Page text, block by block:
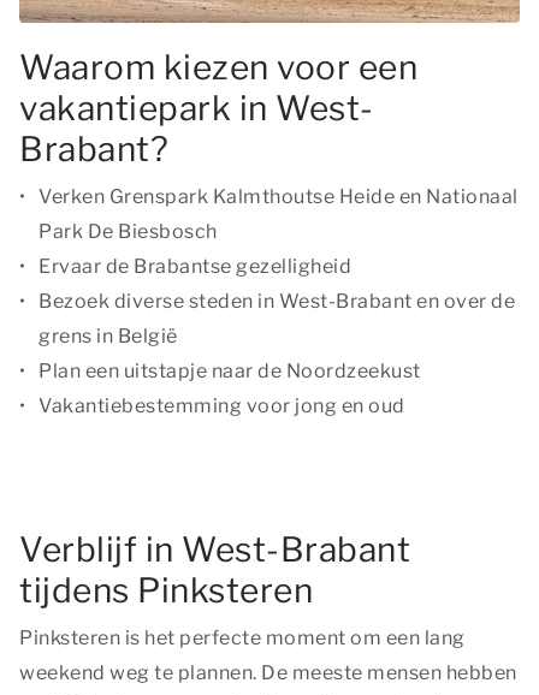
Waarom kiezen voor een
vakantiepark in West-
Brabant?
Verken Grenspark Kalmthoutse Heide en Nationaal
Park De Biesbosch
Ervaar de Brabantse gezelligheid
Bezoek diverse steden in West-Brabant en over de
grens in België
Plan een uitstapje naar de Noordzeekust
Vakantiebestemming voor jong en oud
Verblijf in West-Brabant
tijdens Pinksteren
Pinksteren is het perfecte moment om een lang
weekend weg te plannen. De meeste mensen hebben